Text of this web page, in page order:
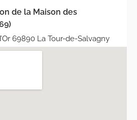
de la Maison des
69890 La Tour-de-Salvagny